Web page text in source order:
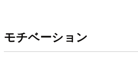
モチベーション